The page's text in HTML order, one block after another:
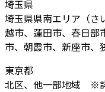
埼玉県
埼玉県県南エリア（さ
越市、蓮田市、春日部
市、朝霞市、新座市、
東京都
北区、他一部地域 ※